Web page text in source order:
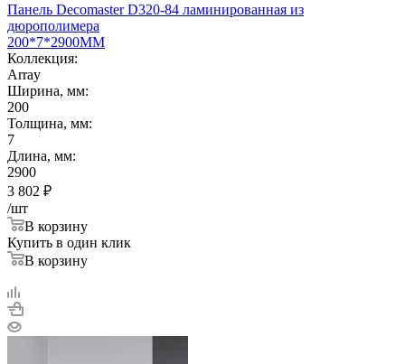
Панель Decomaster D320-84 ламинированная из
дюрополимера
200*7*2900ММ
Коллекция:
Array
Ширина, мм:
200
Толщина, мм:
7
Длина, мм:
2900
3 802 ₽
/шт
В корзину
Купить в один клик
В корзину